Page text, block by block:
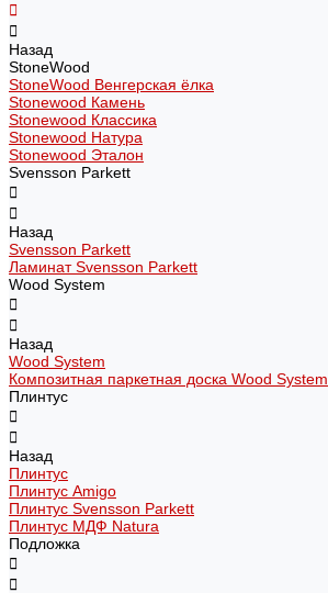
Назад
StoneWood
StoneWood Венгерская ёлка
Stonewood Камень
Stonewood Классика
Stonewood Натура
Stonewood Эталон
Svensson Parkett
Назад
Svensson Parkett
Ламинат Svensson Parkett
Wood System
Назад
Wood System
Композитная паркетная доска Wood System
Плинтус
Назад
Плинтус
Плинтус Amigo
Плинтус Svensson Parkett
Плинтус МДФ Natura
Подложка